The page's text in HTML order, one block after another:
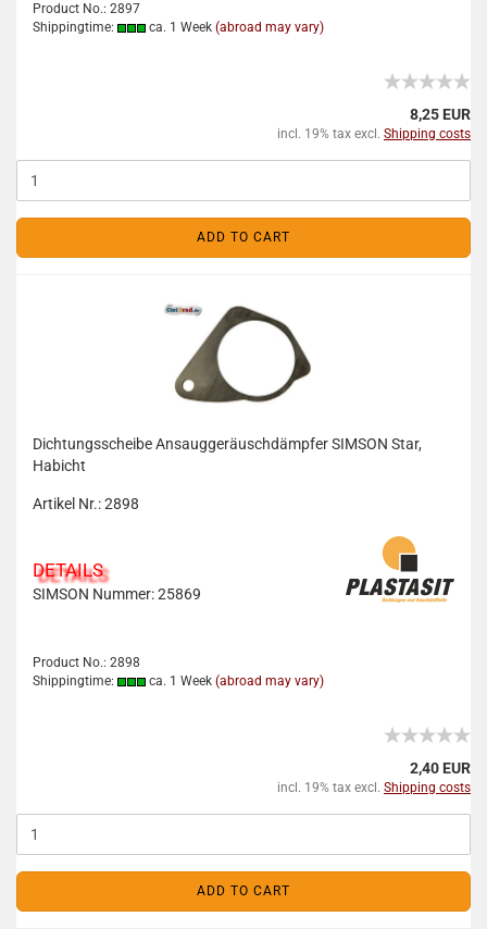
Product No.: 2897
Shippingtime:
ca. 1 Week (abroad may vary)
8,25 EUR
incl. 19% tax excl. Shipping costs
ADD TO CART
Dichtungsscheibe Ansauggeräuschdämpfer SIMSON Star,
Habicht
Artikel Nr.: 2898
DETAILS
SIMSON Nummer: 25869
Product No.: 2898
Shippingtime:
ca. 1 Week (abroad may vary)
2,40 EUR
incl. 19% tax excl. Shipping costs
ADD TO CART